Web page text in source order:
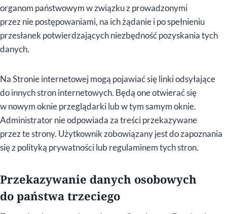
organom państwowym w związku z prowadzonymi
przez nie postępowaniami, na ich żądanie i po spełnieniu
przesłanek potwierdzających niezbędność pozyskania tych
danych.
Na Stronie internetowej mogą pojawiać się linki odsyłające
do innych stron internetowych. Będą one otwierać się
w nowym oknie przeglądarki lub w tym samym oknie.
Administrator nie odpowiada za treści przekazywane
przez te strony. Użytkownik zobowiązany jest do zapoznania
się z polityką prywatności lub regulaminem tych stron.
Przekazywanie danych osobowych
do państwa trzeciego